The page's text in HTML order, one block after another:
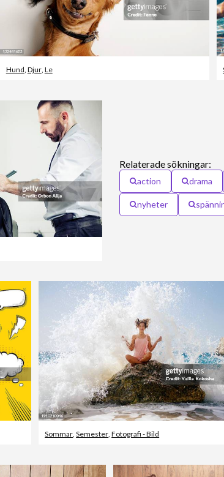
Hund Djur, Le
Relaterade sökningar:
action drama
nyheter
Sommar ,Semester ,Fotografi - Bild